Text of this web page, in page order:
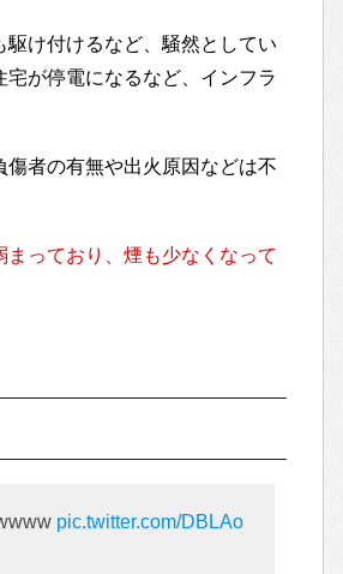
け付けるなど、騒然としてい
が停電になるなど、インフラ
者の有無や出火原因などは不
っており、煙も少なくなって
pic.twitter.com/DBLAo